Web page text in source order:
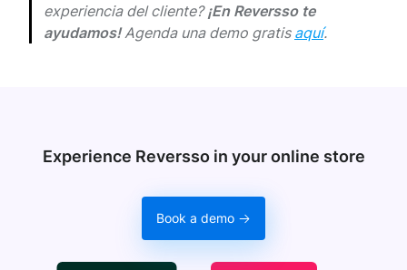
experiencia del cliente?¡En Reversso te
ayudamos!Agenda una demo gratis aquí.
Experience Reversso in your online store
Book a demo